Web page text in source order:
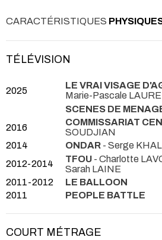
CARACTÉRISTIQUES
TÉLÉVISION
2025 LE VRAI VISAGE
Marie-Pascale
SCENES DE
2016
COMMISSARIAT
SOUDJIAN
2014
ONDAR - Serge
2012-2014
TFOU - Charlotte
Sarah LAINE
2011-2012
LE BALLOON
2011
PEOPLE BATTLE
COURT MÉTRAGE